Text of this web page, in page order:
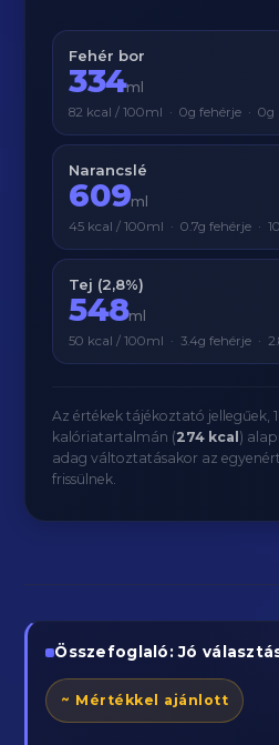
Fehér bor
334ml
82 kcal / 100ml · 0g fehérje · 0g
Narancslé
609ml
45 kcal / 100ml · 0.7g fehérje ·
Tej (2,8%)
548ml
50 kcal / 100ml · 3.4g fehérje ·
Az értékek tájékoztató jellegűek,
kalóriatartalmán (274 kcal )
adag változtatásakor az
frissülnek.
Összefoglaló: Jó
~ Mértékkel ajánlott